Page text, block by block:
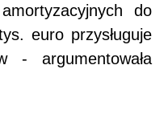
do
euro przysługuje
- argumentowała